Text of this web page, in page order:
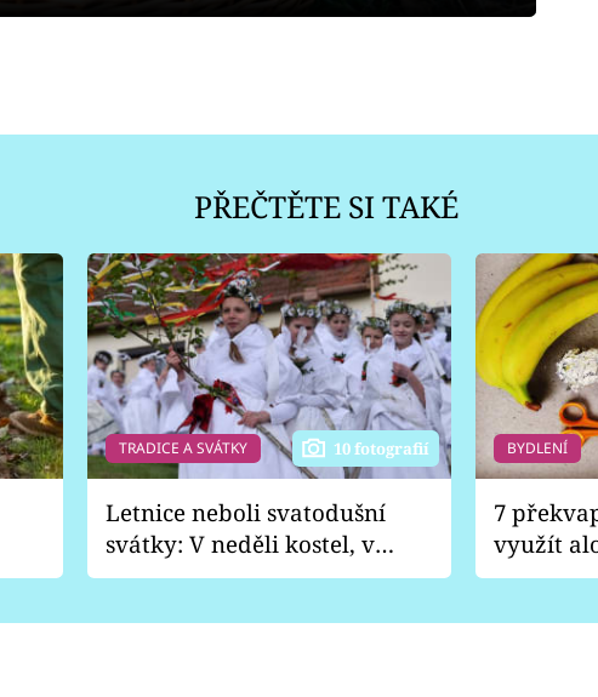
PŘEČTĚTE SI TAKÉ
TRADICE A SVÁTKY 10 fotografií
Letnice neboli svatodušní
svátky: V neděli kostel, v
pondělí zábava
BYDLENÍ
7
využít